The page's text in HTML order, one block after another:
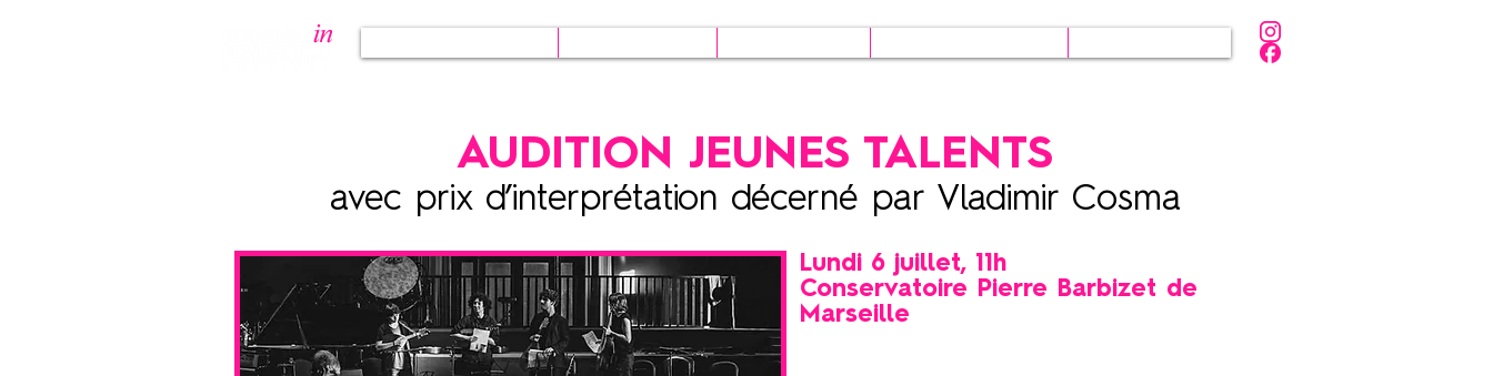
avec prix d’interprétation décerné par Vladimir Cosma
AUDITION JEUNES TALENTS
Lundi 6 juillet, 11h
Conservatoire Pierre Barbizet de
Marseille